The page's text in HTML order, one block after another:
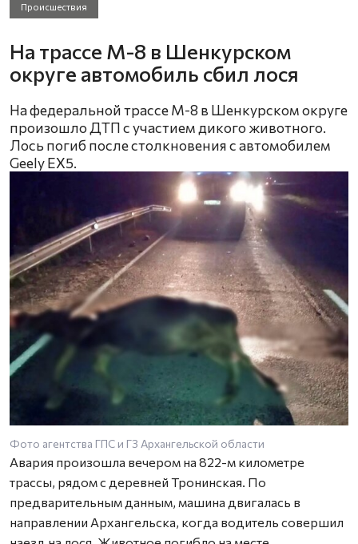
Происшествия
На трассе М-8 в Шенкурском
округе автомобиль сбил лося
На федеральной трассе М-8 в Шенкурском округе
произошло ДТП с участием дикого животного.
Лось погиб после столкновения с автомобилем
Geely EX5.
Фото агентства ГПС и ГЗ Архангельской области
Авария произошла вечером на 822-м километре
трассы, рядом с деревней Тронинская. По
предварительным данным, машина двигалась в
направлении Архангельска, когда водитель совершил